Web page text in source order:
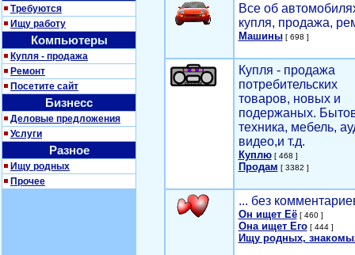
Требуются
Ищу работу
Компьютеры
Купля - продажа
Ремонт
Посетите сайт
Бизнесс
Деловые предложения
Услуги
Разное
Ищу родных
Прочее
Все об
купля, продажа,
Машины[ 698 ]
Купля - продажа
потребительских
товаров, новых и
подержаных.
техника, мебель,
видео,и т.д.
Куплю[ 468 ]
Продам [ 3382 ]
... без
Он ищет Её[ 460 ]
Она ищет Его[ 444 ]
Ищу родных,